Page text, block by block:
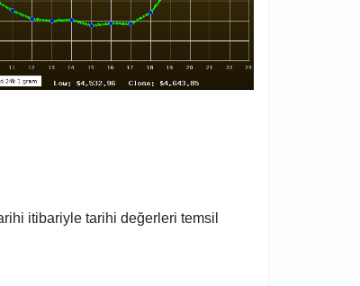
itibariyle tarihi değerleri temsil